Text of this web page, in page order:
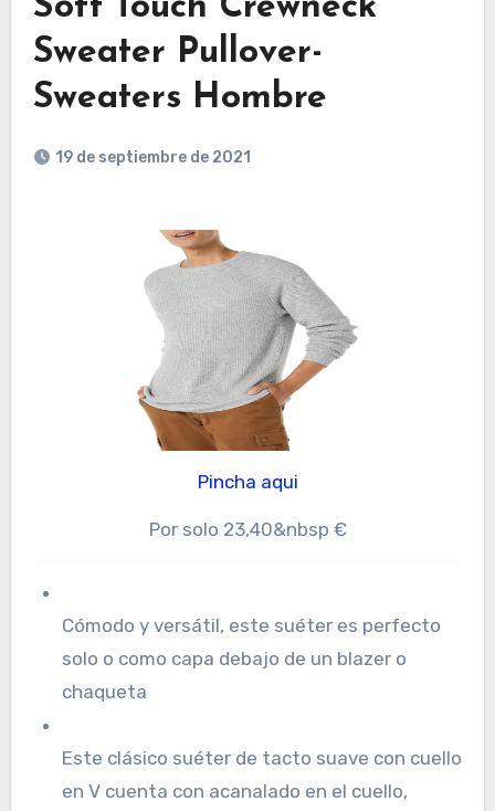
Soft Touch Crewneck
Sweater Pullover-
Sweaters Hombre
19 de septiembre de 2021
Pincha aqui
Por solo 23,40&nbsp €
Cómodo y versátil, este suéter es perfecto
solo o como capa debajo de un blazer o
chaqueta
Este clásico suéter de tacto suave con cuello
en V cuenta con acanalado en el cuello,